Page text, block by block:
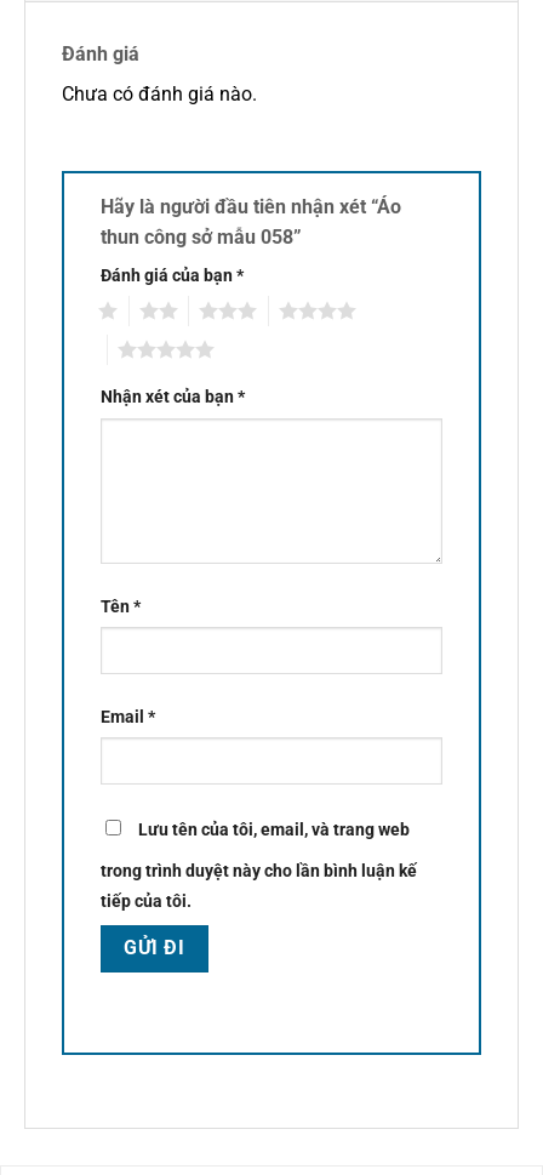
Đánh giá
Chưa có đánh giá nào.
Hãy là người đầu tiên nhận xét “Áo
thun công sở mẫu 058”
Đánh giá của bạn*
Nhận xét của bạn*
Tên*
Email *
Lưu tên của tôi, email, và trang web
trong trình duyệt này cho lần bình luận kế
tiếp của tôi.